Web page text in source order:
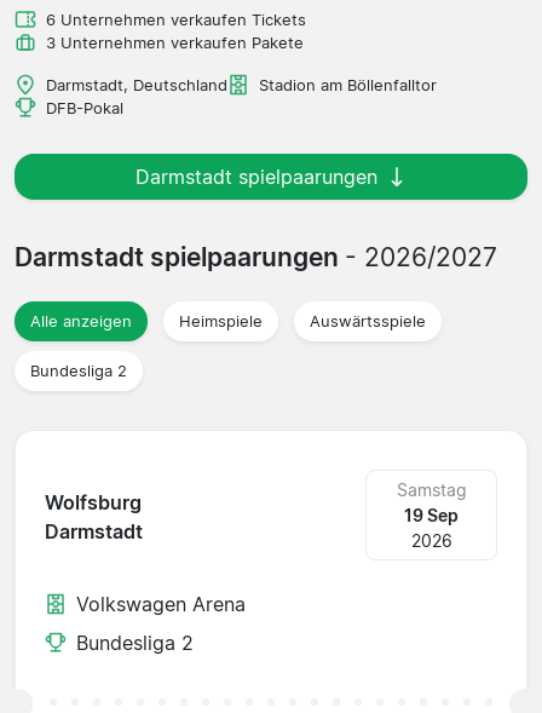
6 Unternehmen verkaufen Tickets
3 Unternehmen verkaufen Pakete
Darmstadt, Deutschland
Stadion am Böllenfalltor
DFB-Pokal
Darmstadt spielpaarungen
Darmstadt spielpaarungen - 2026/2027
Alle anzeigen Heimspiele Auswärtsspiele
Bundesliga 2
Wolfsburg
Darmstadt
Samstag
19 Sep
2026
Volkswagen Arena
Bundesliga 2